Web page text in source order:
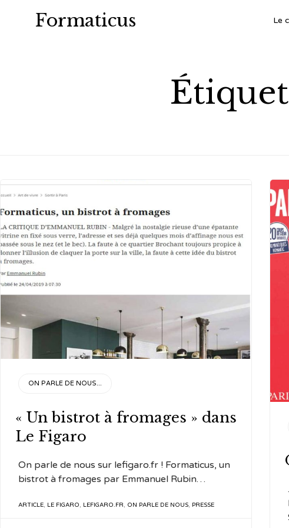
Formaticus Le
CATEGORY
ON PARLE DE NOUS...
« Un bistrot à fromages » dans
Le Figaro
On parle de nous sur lefigaro.fr ! Formaticus, un
bistrot à fromages par Emmanuel Rubin…
TAGS
ARTICLE, LE FIGARO, LEFIGARO.FR, ON PARLE DE NOUS, PRESSE